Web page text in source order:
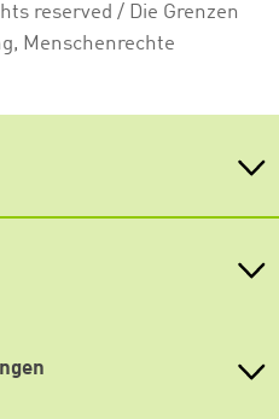
reserved / Die Grenzen
Menschenrechte